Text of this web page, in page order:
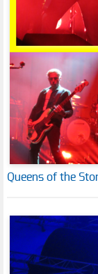
Queens of the